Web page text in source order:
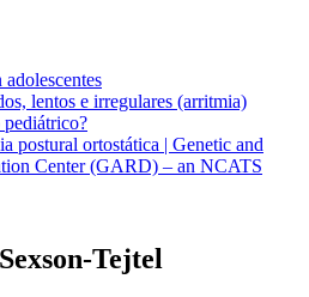
lentos e irregulares (arritmia)
pediátrico?
postural ortostática | Genetic and
Center (GARD) – an NCATS
Tejtel